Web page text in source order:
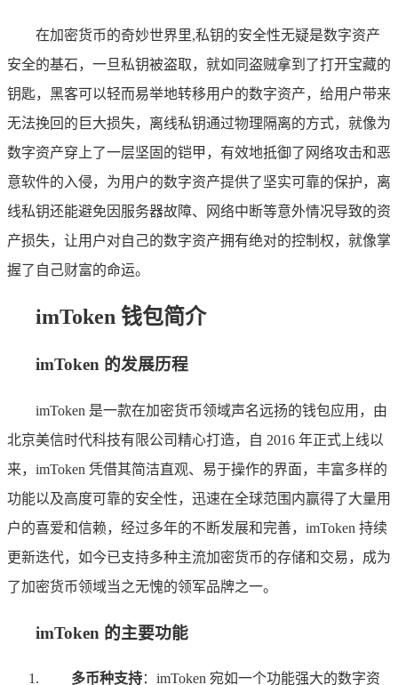
在加密货币的奇妙世界里,私钥的安全性无疑是数字资产
安全的基石，一旦私钥被盗取，就如同盗贼拿到了打开宝藏的
钥匙，黑客可以轻而易举地转移用户的数字资产，给用户带来
无法挽回的巨大损失，离线私钥通过物理隔离的方式，就像为
数字资产穿上了一层坚固的铠甲，有效地抵御了网络攻击和恶
意软件的入侵，为用户的数字资产提供了坚实可靠的保护，离
线私钥还能避免因服务器故障、网络中断等意外情况导致的资
产损失，让用户对自己的数字资产拥有绝对的控制权，就像掌
握了自己财富的命运。
imToken 钱包简介
imToken 的发展历程
imToken 是一款在加密货币领域声名远扬的钱包应用，由
北京美信时代科技有限公司精心打造，自 2016 年正式上线以
来，imToken 凭借其简洁直观、易于操作的界面，丰富多样的
功能以及高度可靠的安全性，迅速在全球范围内赢得了大量用
户的喜爱和信赖，经过多年的不断发展和完善，imToken 持续
更新迭代，如今已支持多种主流加密货币的存储和交易，成为
了加密货币领域当之无愧的领军品牌之一。
imToken 的主要功能
多币种支持：imToken 宛如一个功能强大的数字资